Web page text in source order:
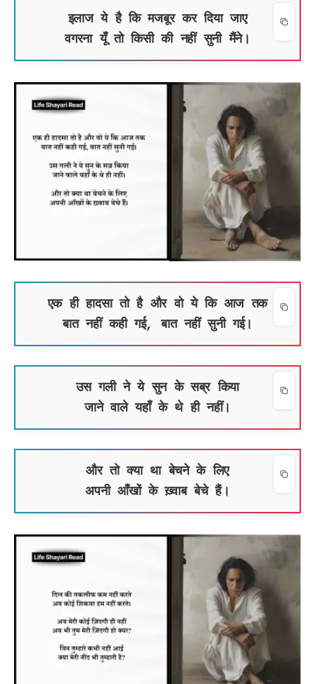
इलाज ये है कि मजबूर कर दिया जाए
वगरना यूँ तो किसी की नहीं सुनी मैंने।
एक ही हादसा तो है और वो ये कि आज तक
बात नहीं कही गई, बात नहीं सुनी गई।
उस गली ने ये सुन के सब्र किया
जाने वाले यहाँ के थे ही नहीं।
और तो क्या था बेचने के लिए
अपनी आँखों के ख़्वाब बेचे हैं।